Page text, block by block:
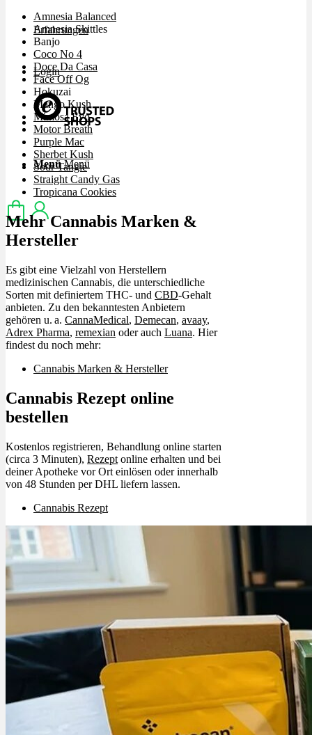
Erfahrungen
Login
Menü Menü
Amnesia Balanced
Amnesia Skittles
Banjo
Coco No 4
Doce Da Casa
Face Off Og
Hokuzai
Mango Kush
Mimosa Evo
Motor Breath
Purple Mac
Sherbet Kush
Sour Tangie
Straight Candy Gas
Tropicana Cookies
Mehr Cannabis Marken &
Hersteller
Es gibt eine Vielzahl von Herstellern
medizinischen Cannabis, die unterschiedliche
Sorten mit definiertem THC- und CBD-Gehalt
anbieten. Zu den bekanntesten Anbietern
gehören u. a. CannaMedical, Demecan, avaay,
Adrex Pharma, remexian oder auch Luana. Hier
findest du noch mehr:
Cannabis Marken & Hersteller
Cannabis Rezept online
bestellen
Kostenlos registrieren, Behandlung online starten
(circa 3 Minuten), Rezept online erhalten und bei
deiner Apotheke vor Ort einlösen oder innerhalb
von 48 Stunden per DHL liefern lassen.
Cannabis Rezept